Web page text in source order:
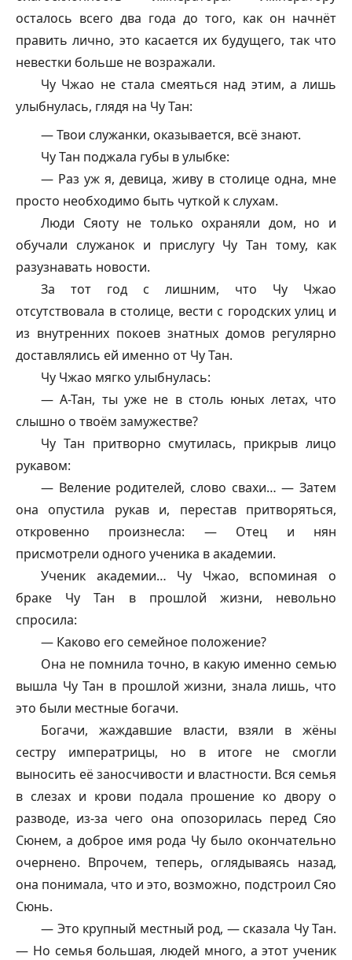
осталось всего два года до того, как он начнёт
править лично, это касается их будущего, так что
невестки больше не возражали.
Чу Чжао не стала смеяться над этим, а лишь
улыбнулась, глядя на Чу Тан:
— Твои служанки, оказывается, всё знают.
Чу Тан поджала губы в улыбке:
— Раз уж я, девица, живу в столице одна, мне
просто необходимо быть чуткой к слухам.
Люди Сяоту не только охраняли дом, но и
обучали служанок и прислугу Чу Тан тому, как
разузнавать новости.
За тот год с лишним, что Чу Чжао
отсутствовала в столице, вести с городских улиц и
из внутренних покоев знатных домов регулярно
доставлялись ей именно от Чу Тан.
Чу Чжао мягко улыбнулась:
— А-Тан, ты уже не в столь юных летах, что
слышно о твоём замужестве?
Чу Тан притворно смутилась, прикрыв лицо
рукавом:
— Веление родителей, слово свахи… — Затем
она опустила рукав и, перестав притворяться,
откровенно произнесла: — Отец и нян
присмотрели одного ученика в академии.
Ученик академии… Чу Чжао, вспоминая о
браке Чу Тан в прошлой жизни, невольно
спросила:
— Каково его семейное положение?
Она не помнила точно, в какую именно семью
вышла Чу Тан в прошлой жизни, знала лишь, что
это были местные богачи.
Богачи, жаждавшие власти, взяли в жёны
сестру императрицы, но в итоге не смогли
выносить её заносчивости и властности. Вся семья
в слезах и крови подала прошение ко двору о
разводе, из-за чего она опозорилась перед Сяо
Сюнем, а доброе имя рода Чу было окончательно
очернено. Впрочем, теперь, оглядываясь назад,
она понимала, что и это, возможно, подстроил Сяо
Сюнь.
— Это крупный местный род, — сказала Чу Тан.
— Но семья большая, людей много, а этот ученик